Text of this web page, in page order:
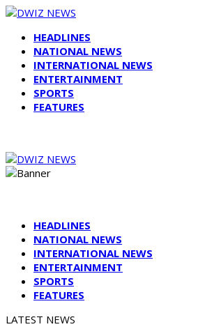
HEADLINES
NATIONAL NEWS
INTERNATIONAL NEWS
ENTERTAINMENT
SPORTS
FEATURES
HEADLINES
NATIONAL NEWS
INTERNATIONAL NEWS
ENTERTAINMENT
SPORTS
FEATURES
LATEST NEWS